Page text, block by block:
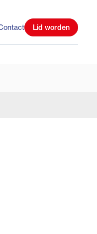
Lid worden